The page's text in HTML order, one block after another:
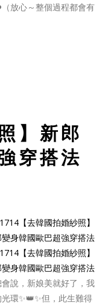
放心～整個過程都會有
】新郎
穿搭法
說，新娘美就好了，我
環✨👑✨但，此生難得